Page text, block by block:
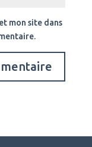
mon site dans